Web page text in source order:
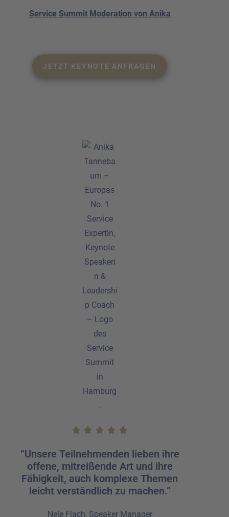
Service Summit Moderation von Anika
JETZT KEYNOTE ANFRAGEN
“Unsere Teilnehmenden lieben ihre
offene, mitreißende Art und ihre
Fähigkeit, auch komplexe Themen
leicht verständlich zu machen.”
Nele Flach, Speaker Manager